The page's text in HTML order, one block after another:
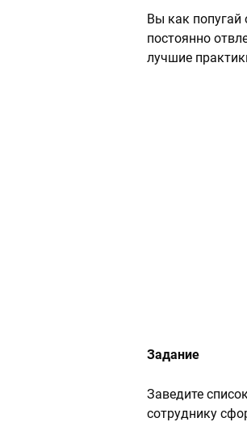
Вы как попугай
постоянно
лучшие
Задание
Заведите
сотруднику